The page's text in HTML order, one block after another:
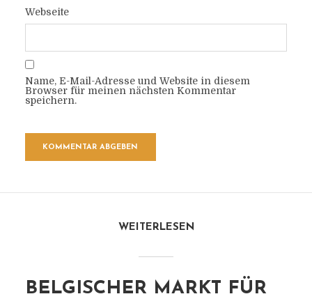
Webseite
Name, E-Mail-Adresse und Website in diesem
Browser für meinen nächsten Kommentar
speichern.
WEITERLESEN
BELGISCHER MARKT FÜR